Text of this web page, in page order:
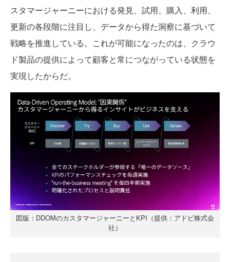
スタマージャーニーにおける発見、試用、購入、利用、
更新の各段階に注目し、データから得た洞察に基づいて
戦略を推進している。これが可能になったのは、クラウ
ド製品の提供によって顧客と常につながっている状態を
実現したからだ。
図版：DDOMのカスタマージャーニーとKPI（提供：アドビ株式会
社）